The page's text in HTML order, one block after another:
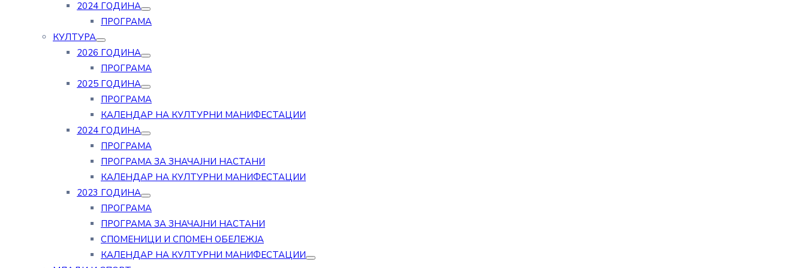
2024 ГОДИНА
ПРОГРАМА
КУЛТУРА
2026 ГОДИНА
ПРОГРАМА
2025 ГОДИНА
ПРОГРАМА
КАЛЕНДАР НА КУЛТУРНИ МАНИФЕСТАЦИИ
2024 ГОДИНА
ПРОГРАМА
ПРОГРАМА ЗА ЗНАЧАЈНИ НАСТАНИ
КАЛЕНДАР НА КУЛТУРНИ МАНИФЕСТАЦИИ
2023 ГОДИНА
ПРОГРАМА
ПРОГРАМА ЗА ЗНАЧАЈНИ НАСТАНИ
СПОМЕНИЦИ И СПОМЕН ОБЕЛЕЖЈА
КАЛЕНДАР НА КУЛТУРНИ МАНИФЕСТАЦИИ